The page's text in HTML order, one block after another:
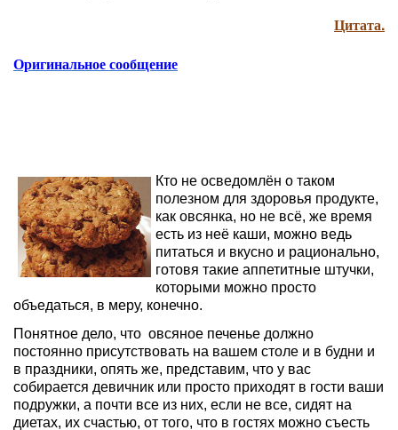
Цитата.
Оригинальное сообщение
Кто не осведомлён о таком
полезном для здоровья продукте,
как овсянка, но не всё, же время
есть из неё каши, можно ведь
питаться и вкусно и рационально,
готовя такие аппетитные штучки,
которыми можно просто
объедаться, в меру, конечно.
Понятное дело, что овсяное печенье должно
постоянно присутствовать на вашем столе и в будни и
в праздники, опять же, представим, что у вас
собирается девичник или просто приходят в гости ваши
подружки, а почти все из них, если не все, сидят на
диетах, их счастью, от того, что в гостях можно съесть